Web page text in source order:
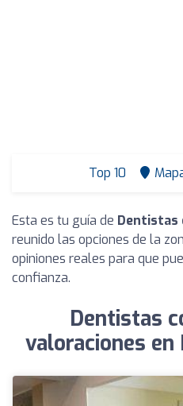
Top 10
Esta es tu guía de Dentistas
reunido las opciones de la
opiniones reales para que
confianza.
Dentistas
valoraciones en